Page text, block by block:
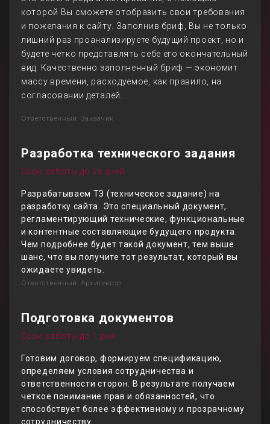
которой Вы сможете отобразить свои требования
и пожелания к сайту. Заполнив бриф, Вы не только
лишний раз проанализируете будущий проект, но и
будете четко представлять себе его окончательный
вид. Качественно заполненный бриф — экономит
массу времени, расходуемое, как правило, на
согласовании деталей.
Ответственный: Заказчик
Разработка технического задания
Срок работы до 2х дней
Разрабатываем ТЗ (техническое задание) на
разработку сайта. Это специальный документ,
регламентирующий технические, функциональные
и контентные составляющие будущего продукта.
Чем подробнее будет такой документ, тем выше
шанс, что вы получите тот результат, который вы
ожидаете увидеть.
Ответственный: Архитектор
Подготовка документов
Срок работы до 1 дня
Готовим договор, формируем спецификацию,
определяем условия сотрудничества и
ответственности сторон. В результате получаем
четкое понимание прав и обязанностей, что
способствует более эффективному и прозрачному
сотрудничеству.